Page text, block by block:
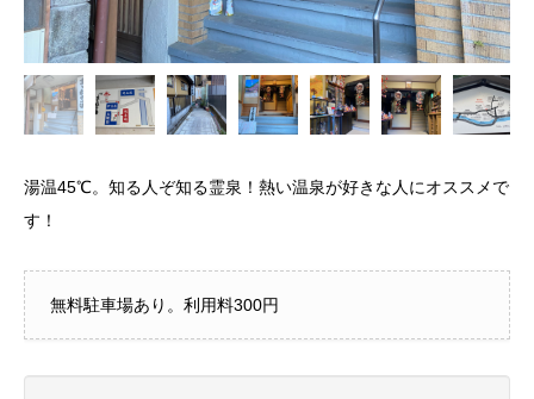
湯温45℃。知る人ぞ知る霊泉！熱い温泉が好きな人にオススメで
す！
無料駐車場あり。利用料300円